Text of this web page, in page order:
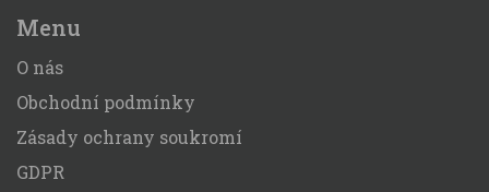
Menu
O nás
Obchodní podmínky
Zásady ochrany soukromí
GDPR